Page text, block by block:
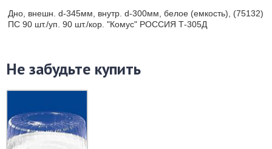
Дно, внешн. d-345мм, внутр. d-300мм, белое (емкость), (75132)
ПС 90 шт./уп. 90 шт./кор. "Комус" РОССИЯ Т-305Д
Не забудьте купить